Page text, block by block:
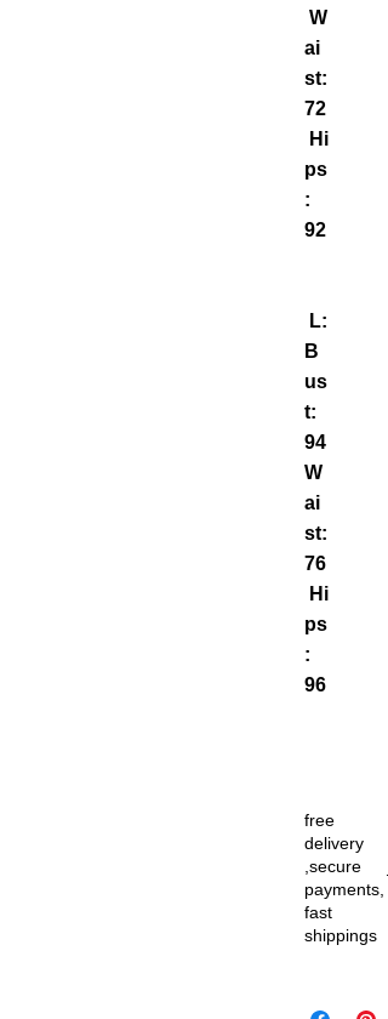
W
ai
st:
72
Hi
ps
:
92
L:
B
us
t:
94
W
ai
st:
76
Hi
ps
:
96
free
delivery
,secure
payments,
fast
shippings